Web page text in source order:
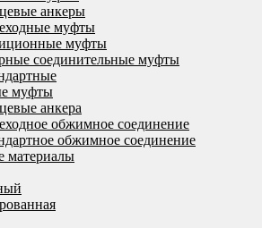
анкеры
муфты
муфты
соединительные муфты
муфты
анкера
обжимное соединение
обжимное соединение
материалы